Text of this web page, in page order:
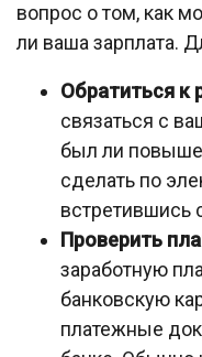
вопрос о том, как
ли ваша зарплата.
Обратиться к
связаться с
был ли
сделать по
встретившись
Проверить
заработную
банковскую
платежные